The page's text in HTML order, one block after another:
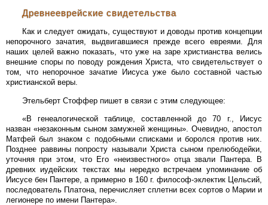
Древнееврейские свидетельства
Как и следует ожидать, существуют и доводы против концепции
непорочного зачатия, выдвигавшиеся прежде всего евреями. Для
наших целей важно показать, что уже на заре христианства велись
внешние споры по поводу рождения Христа, что свидетельствует о
том, что непорочное зачатие Иисуса уже было составной частью
христианской веры.
Этельберт Стоффер пишет в связи с этим следующее:
«В генеалогической таблице, составленной до 70 г., Иисус
назван «незаконным сыном замужней женщины». Очевидно, апостол
Матфей был знаком с подобными списками и боролся против них.
Позднее раввины попросту называли Христа сыном прелюбодейки,
уточняя при этом, что Его «неизвестного» отца звали Пантера. В
древних иудейских текстах мы нередко встречаем упоминание об
Иисусе бен Пантере, а примерно в 160 г. философ-эклектик Цельсий,
последователь Платона, перечисляет сплетни всех сортов о Марии и
легионере по имени Пантера».